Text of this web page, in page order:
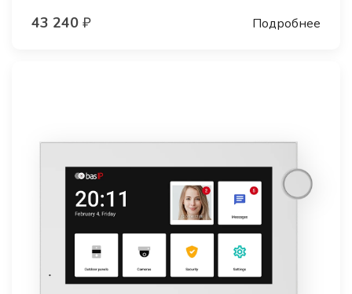
43 240 ₽ Подробнее